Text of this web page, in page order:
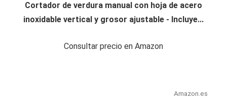
Cortador de verdura manual con hoja de acero
inoxidable vertical y grosor ajustable - Incluye...
Consultar precio en Amazon
Amazon.es